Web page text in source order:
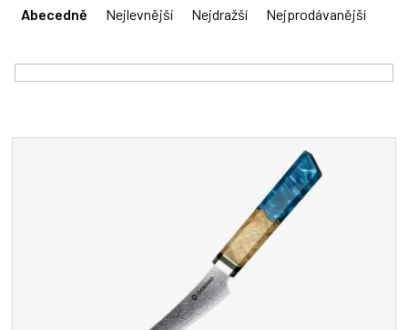
n
í
Abecedně Nejlevnější Nejdražší Nejprodávanější